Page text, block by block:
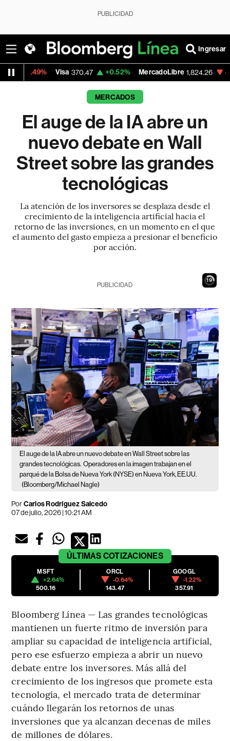
PUBLICIDAD
Ingresar
370.47 +0.52% MercadoLibre 1,824.26 -5.23%
MERCADOS
El auge de la IA abre un
nuevo debate en Wall
Street sobre las grandes
tecnológicas
La atención de los inversores se desplaza desde el
crecimiento de la inteligencia artificial hacia el
retorno de las inversiones, en un momento en el que
el aumento del gasto empieza a presionar el beneficio
por acción.
18
PUBLICIDAD
El auge de la IA abre un nuevo debate en Wall Street sobre las
grandes tecnológicas. Operadores en la imagen trabajan en el
parqué de la Bolsa de Nueva York (NYSE) en Nueva York, EE.UU.
(Bloomberg/Michael Nagle)
PorCarlos Rodríguez Salcedo
07 de julio, 2026 | 10:21 AM
ÚLTIMAS COTIZACIONES
MSFT
+2.64%
500.16
ORCL
-0.64%
143.47
GOOGL
-1.22%
357.91
Bloomberg Línea — Las grandes tecnológicas
mantienen un fuerte ritmo de inversión para
ampliar su capacidad de inteligencia artificial,
pero ese esfuerzo empieza a abrir un nuevo
debate entre los inversores. Más allá del
crecimiento de los ingresos que promete esta
tecnología, el mercado trata de determinar
cuándo llegarán los retornos de unas
inversiones que ya alcanzan decenas de miles
de millones de dólares.